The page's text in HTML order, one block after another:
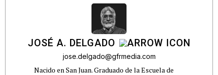
JOSÉ A. DELGADO
jose.delgado@gfrmedia.com
Nacido en San Juan. Graduado de la Escuela de